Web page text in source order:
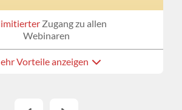
Zugang zu allen
Webinaren
Vorteile anzeigen